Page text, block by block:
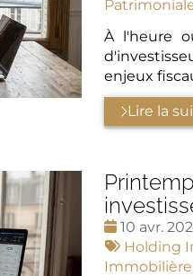
:
À l'heure
enjeux
Lire la
Date
:
10 avr.
Tags
:
Holding
Immobilière